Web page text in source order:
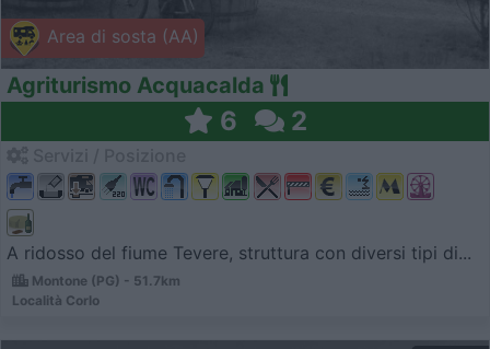
Area di sosta (AA)
Agriturismo Acquacalda
6 2
A ridosso del fiume Tevere, struttura con diversi tipi di...
Montone (PG) - 51.7km
Località Corlo